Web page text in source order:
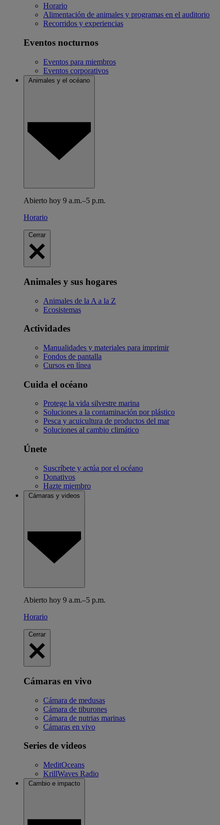
Horario
Alimentación de animales y programas en el auditorio
Recorridos y experiencias
Eventos nocturnos
Eventos para miembros
Eventos corporativos
Animales y el océano
Abierto hoy 9 a.m.–5 p.m.
Horario
Cerrar
Animales y sus hogares
Animales de la A a la Z
Ecosistemas
Actividades
Manualidades y materiales para imprimir
Fondos de pantalla
Cursos en línea
Cuida el océano
Protege la vida silvestre marina
Soluciones a la contaminación por plástico
Pesca y acuicultura de productos del mar
Soluciones al cambio climático
Únete
Suscríbete y actúa por el océano
Donativos
Hazte miembro
Cámaras y videos
Abierto hoy 9 a.m.–5 p.m.
Horario
Cerrar
Cámaras en vivo
Cámara de medusas
Cámara de tiburones
Cámara de nutrias marinas
Cámaras en vivo
Series de videos
MeditOceans
KrillWaves Radio
Cambio e impacto